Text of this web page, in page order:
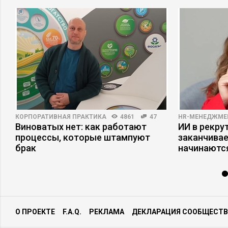
КОРПОРАТИВНАЯ ПРАКТИКА 4861 47
Виноватых нет: как работают
процессы, которые штампуют
брак
HR-
ИИ в
О ПРОЕКТЕ F.A.Q. РЕКЛАМА ДЕКЛАРАЦИЯ